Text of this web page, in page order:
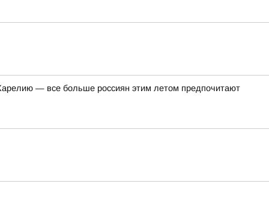
— все больше россиян этим летом предпочитают